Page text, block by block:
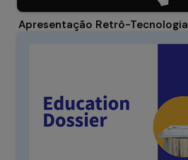
Apresentação Retrô-Tecnologia